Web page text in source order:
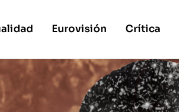
Eurovisión Crítica